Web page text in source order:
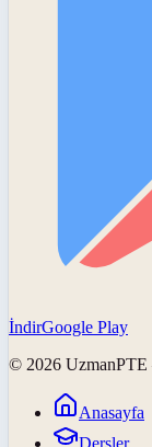
İndirGoogle Play
© 2026 UzmanPTE
Anasayfa
Dersler